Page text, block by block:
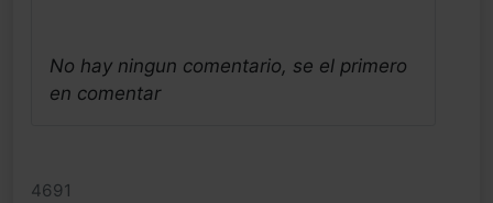
No hay ningun comentario, se el primero
en comentar
4691